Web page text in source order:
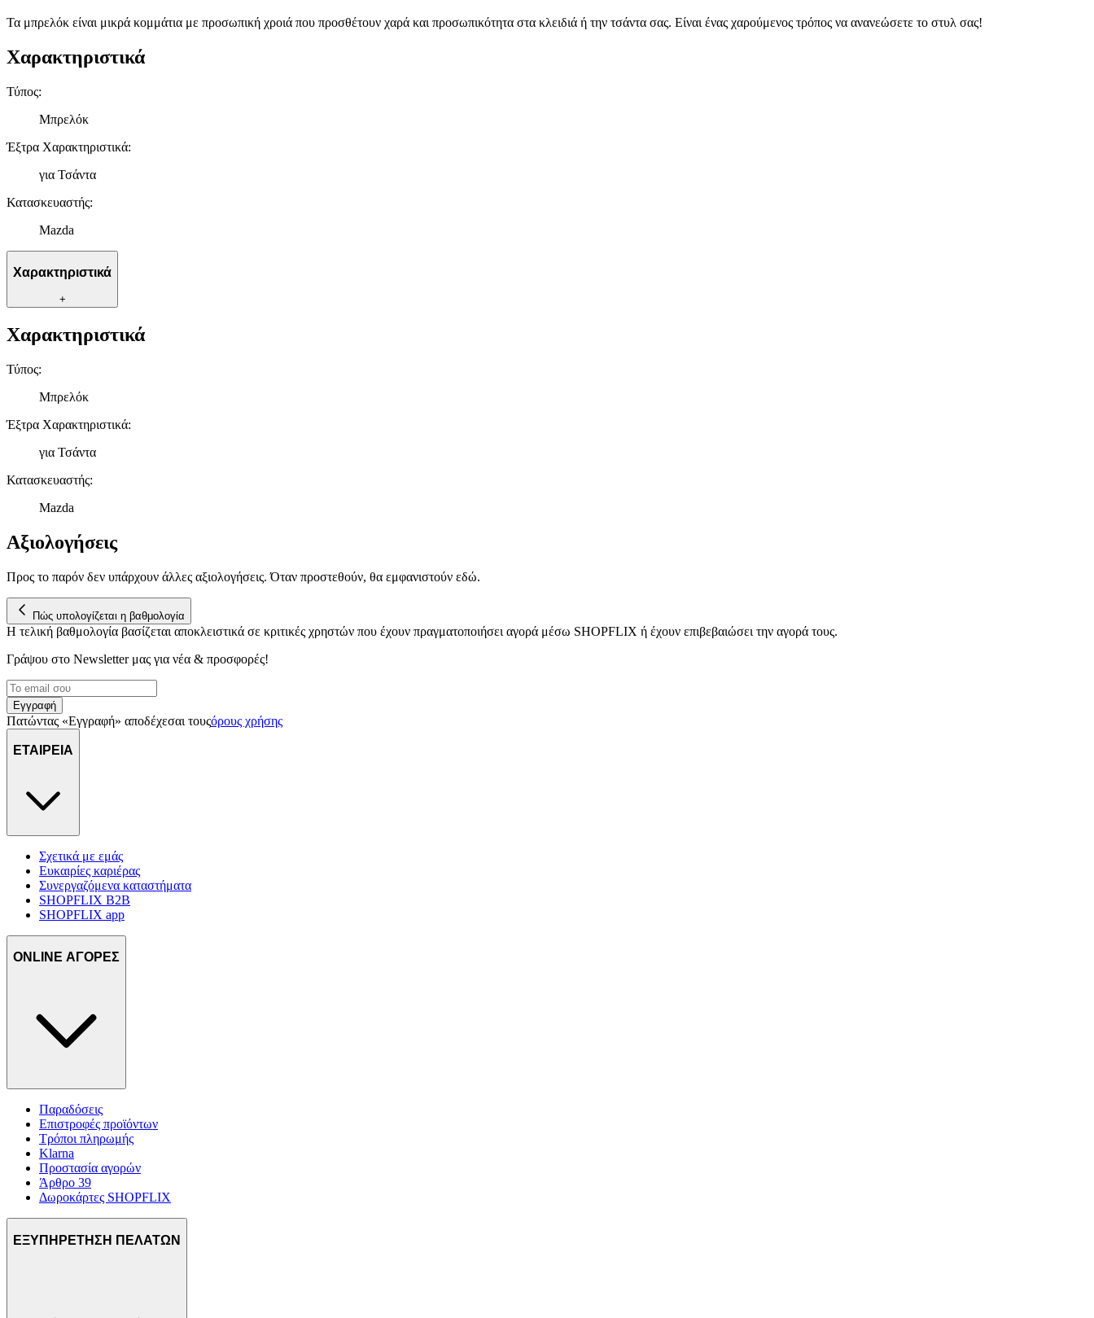
Τα μπρελόκ είναι μικρά κομμάτια με προσωπική χροιά που προσθέτουν χαρά και προσωπικότητα στα κλειδιά ή την τσάντα σας. Είναι ένας χαρούμενος τρόπος να ανανεώσετε το στυλ σας!
Χαρακτηριστικά
Τύπος:
Μπρελόκ
Έξτρα Χαρακτηριστικά:
για Τσάντα
Κατασκευαστής:
Mazda
Χαρακτηριστικά
+
Χαρακτηριστικά
Τύπος:
Μπρελόκ
Έξτρα Χαρακτηριστικά:
για Τσάντα
Κατασκευαστής:
Mazda
Αξιολογήσεις
Προς το παρόν δεν υπάρχουν άλλες αξιολογήσεις. Όταν προστεθούν, θα εμφανιστούν εδώ.
Πώς υπολογίζεται η βαθμολογία
Η τελική βαθμολογία βασίζεται αποκλειστικά σε κριτικές χρηστών που έχουν πραγματοποιήσει αγορά μέσω SHOPFLIX ή έχουν επιβεβαιώσει την αγορά τους.
Γράψου στο Νewsletter μας για νέα & προσφορές!
Εγγραφή
Πατώντας «Εγγραφή» αποδέχεσαι τουςόρους χρήσης
ΕΤΑΙΡΕΙΑ
Σχετικά με εμάς
Ευκαιρίες καριέρας
Συνεργαζόμενα καταστήματα
SHOPFLIX B2B
SHOPFLIX app
ONLINE ΑΓΟΡΕΣ
Παραδόσεις
Επιστροφές προϊόντων
Τρόποι πληρωμής
Klarna
Προστασία αγορών
Άρθρο 39
Δωροκάρτες SHOPFLIX
ΕΞΥΠΗΡΕΤΗΣΗ ΠΕΛΑΤΩΝ